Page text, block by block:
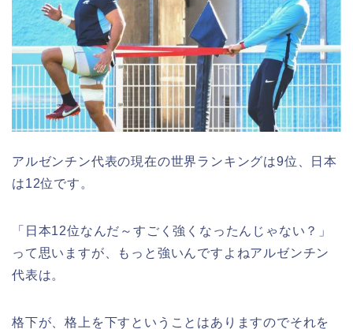
アルゼンチン代表の現在の世界ランキングは9位、日本
は12位です。
「日本12位なんだ～すごく強くなったんじゃない？」
って思いますが、もっと強いんですよねアルゼンチン
代表は。
格下が、格上を下すということはありますのでそれを